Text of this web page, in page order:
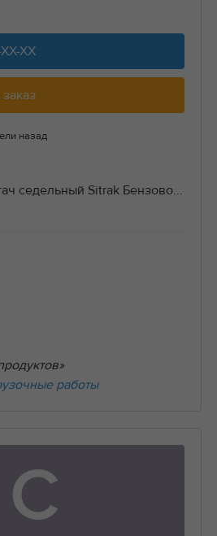
XX
назад
седельный Sitrak Бензово...
работы
С